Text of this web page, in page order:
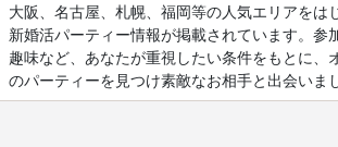
大阪、名古屋、札幌、福岡等の人気エリアをは
新婚活パーティー情報が掲載されています。参
趣味など、あなたが重視したい条件をもとに、
のパーティーを見つけ素敵なお相手と出会いま